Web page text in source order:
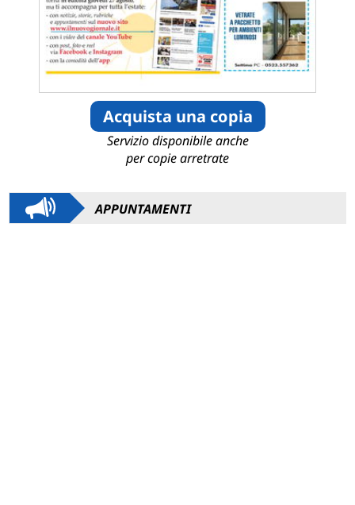
Acquista una copia
Servizio disponibile anche
per copie arretrate
APPUNTAMENTI